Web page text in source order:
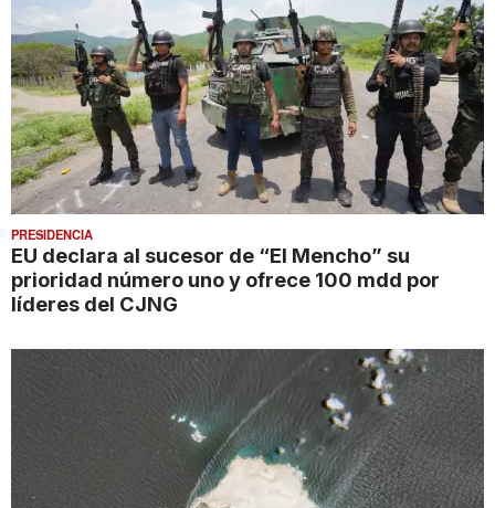
PRESIDENCIA
EU declara al sucesor de “El Mencho” su
prioridad número uno y ofrece 100 mdd por
líderes del CJNG